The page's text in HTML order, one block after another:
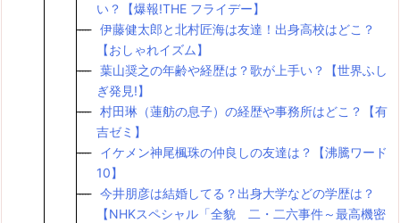
い？【爆報!THE フライデー】
伊藤健太郎と北村匠海は友達！出身高校はどこ？
【おしゃれイズム】
葉山奨之の年齢や経歴は？歌が上手い？【世界ふし
ぎ発見!】
村田琳（蓮舫の息子）の経歴や事務所はどこ？【有
吉ゼミ】
イケメン神尾楓珠の仲良しの友達は？【沸騰ワード
10】
今井朋彦は結婚してる？出身大学などの学歴は？
【NHKスペシャル「全貌 二・二六事件～最高機密